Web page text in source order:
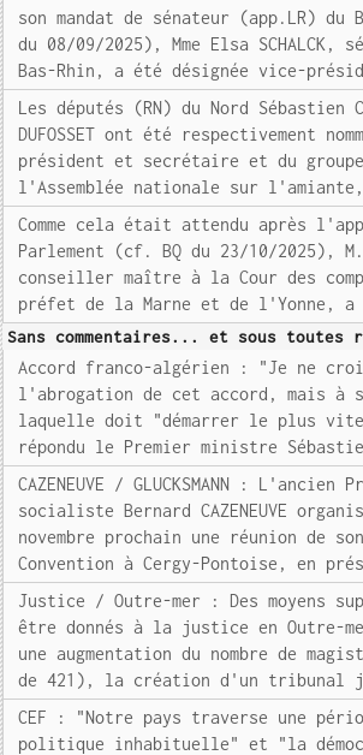
son mandat de sénateur (app.LR) du
du 08/09/2025), Mme Elsa SCHALCK,
Bas-Rhin, a été désignée vice-
Les députés (RN) du Nord Sébastien
DUFOSSET ont été respectivement
président et secrétaire et du
l'Assemblée nationale sur
Comme cela était attendu après
Parlement (cf. BQ du 23/10/2025), M.
conseiller maître à la Cour des
préfet de la Marne et de l'Yonne, a
Sans commentaires... et sous toutes
Accord franco-algérien : "Je ne
l'abrogation de cet accord, mais à
laquelle doit "démarrer le plus
répondu le Premier ministre
CAZENEUVE / GLUCKSMANN :
socialiste Bernard CAZENEUVE
novembre prochain une réunion de son
Convention à Cergy-Pontoise, en
Justice / Outre-mer : Des moyens
être donnés à la justice en Outre-
une augmentation du nombre de
de 421), la création d'un tribunal
CEF : "Notre pays traverse une
politique inhabituelle" et "la